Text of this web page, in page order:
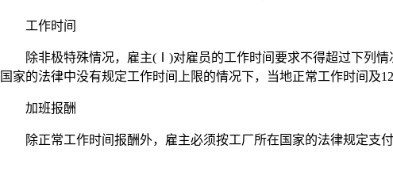
工作时间
除非极特殊情况，雇主(Ⅰ)对雇员的工作时间要求不得超过下列情
国家的法律中没有规定工作时间上限的情况下，当地正常工作时间及
加班报酬
除正常工作时间报酬外，雇主必须按工厂所在国家的法律规定支付